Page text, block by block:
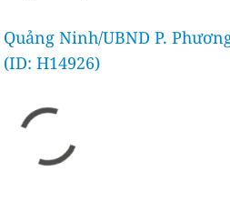
Quảng Ninh/UBND P.
(ID: H14926)